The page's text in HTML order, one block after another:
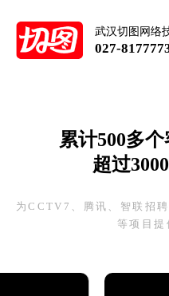
武汉切图网络
027-
累计500多
超过
为CCTV7、腾讯、智联招
等项目提